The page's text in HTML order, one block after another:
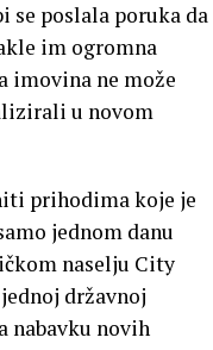
se poslala poruka da
im ogromna
imovina ne može
u novom
prihodima koje je
jednom danu
naselju City
državnoj
nabavku novih